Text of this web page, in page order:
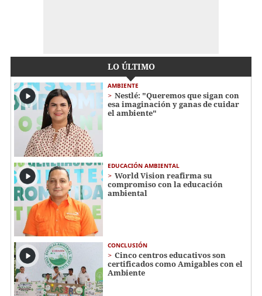
LO ÚLTIMO
AMBIENTE
Nestlé: "Queremos que sigan con
esa imaginación y ganas de cuidar
el ambiente"
EDUCACIÓN AMBIENTAL
World Vision reafirma su
compromiso con la educación
ambiental
CONCLUSIÓN
Cinco centros educativos son
certificados como Amigables con el
Ambiente